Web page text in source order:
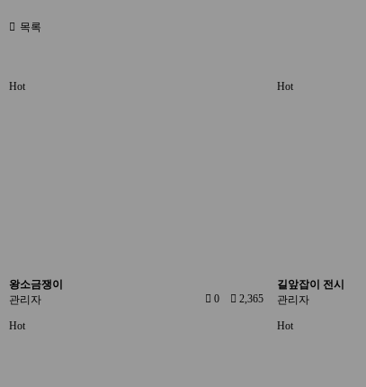
목록
Hot
왕소금쟁이
관리자
0 2,365
Hot
길앞잡이 전시
관리자
Hot Hot